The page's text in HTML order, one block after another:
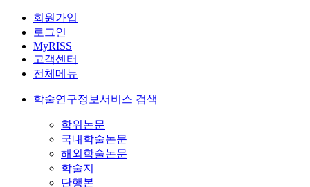
회원가입
로그인
MyRISS
고객센터
전체메뉴
학술연구정보서비스 검색
학위논문
국내학술논문
해외학술논문
학술지
단행본